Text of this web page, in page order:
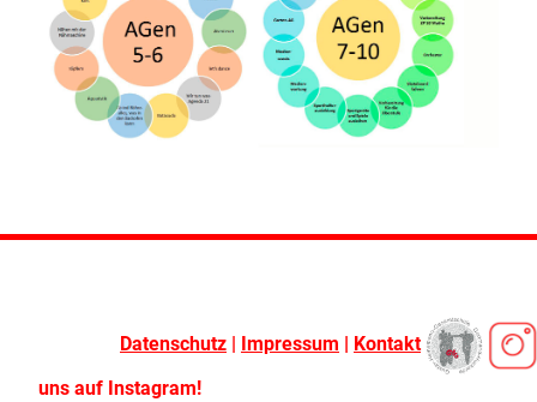
Datenschutz Impressum
Kontakt
uns auf Instagram!